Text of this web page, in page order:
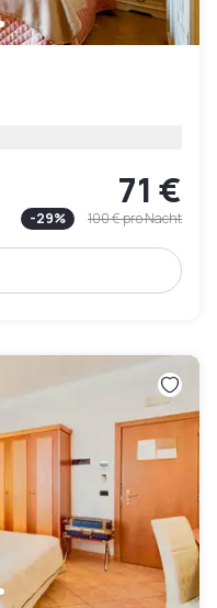
71 €
-29% 100 €pro Nacht